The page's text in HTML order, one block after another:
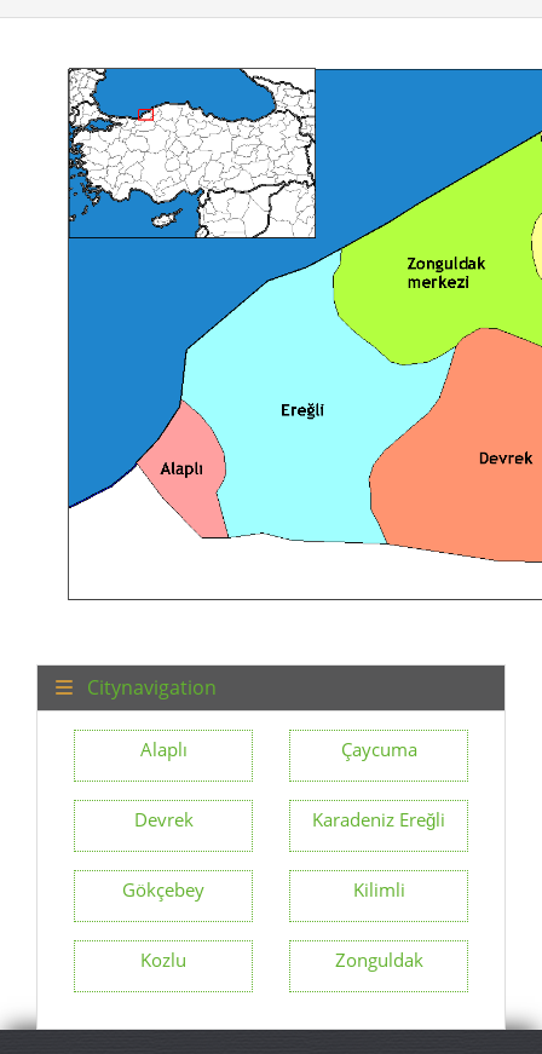
Citynavigation
Alaplı Çaycuma
Devrek Karadeniz Ereğli
Gökçebey Kilimli
Kozlu Zonguldak